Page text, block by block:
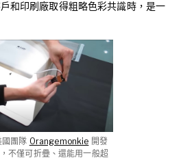
和印刷廠取得粗略色彩共識時，是一
團隊 Orangemonkie 開發
不僅可折疊、還能用一般超